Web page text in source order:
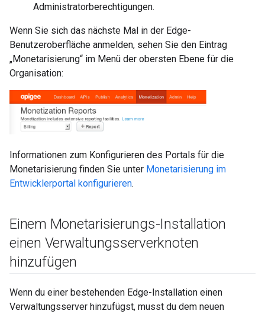
Administratorberechtigungen.
Wenn Sie sich das nächste Mal in der Edge-
Benutzeroberfläche anmelden, sehen Sie den Eintrag
„Monetarisierung“ im Menü der obersten Ebene für die
Organisation:
Informationen zum Konfigurieren des Portals für die
Monetarisierung finden Sie unter Monetarisierung im
Entwicklerportal konfigurieren.
Einem Monetarisierungs-Installation
einen Verwaltungsserverknoten
hinzufügen
Wenn du einer bestehenden Edge-Installation einen
Verwaltungsserver hinzufügst, musst du dem neuen